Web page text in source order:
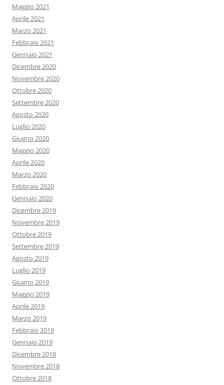
Maggio 2021
Aprile 2021
Marzo 2021
Febbraio 2021
Gennaio 2021
Dicembre 2020
Novembre 2020
Ottobre 2020
Settembre 2020
Agosto 2020
Luglio 2020
Giugno 2020
Maggio 2020
Aprile 2020
Marzo 2020
Febbraio 2020
Gennaio 2020
Dicembre 2019
Novembre 2019
Ottobre 2019
Settembre 2019
Agosto 2019
Luglio 2019
Giugno 2019
Maggio 2019
Aprile 2019
Marzo 2019
Febbraio 2019
Gennaio 2019
Dicembre 2018
Novembre 2018
Ottobre 2018